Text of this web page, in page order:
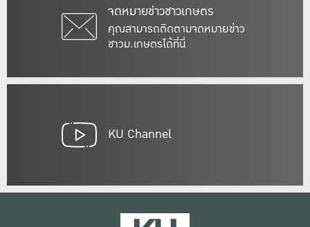
จดหมายข่าวชาวเกษตร
คุณสามารถติดตามจดหมายข่าว
ชาวม.เกษตรได้ที่นี่
KU Channel